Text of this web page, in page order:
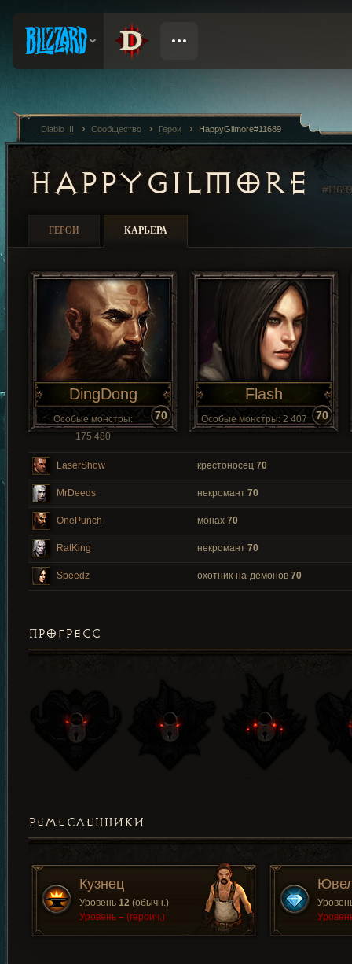
HAPPYGILMORE #11689
ГЕРОИ КАРЬЕРА
DingDong
Особые монстры:
175 480
70
Flash
Особые монстры: 2 407 70
LaserShow крестоносец 70
MrDeeds некромант 70
OnePunch монах 70
RatKing некромант 70
Speedz охотник-на-демонов 70
ПРОГРЕСС
РЕМЕСЛЕННИКИ
Кузнец
Уровень 12 (обычн.)
Уровень – (героич.)
Diablo III Сообщество Герои HappyGilmore#11689